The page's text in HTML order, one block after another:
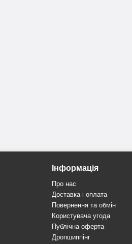
Інформація
Про нас
Доставка і оплата
Повернення та обмін
Користувача угода
Публічна оферта
Дропшиппінг